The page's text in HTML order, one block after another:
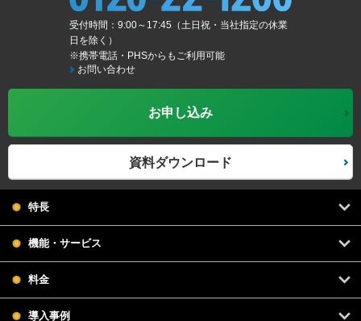
受付時間：9:00～17:45（土日祝・当社指定の休業
日を除く）
※携帯電話・PHSからもご利用可能
お問い合わせ
お申し込み
資料ダウンロード
特長
機能・サービス
料金
導入事例